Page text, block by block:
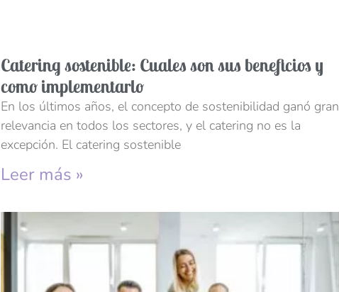
Catering sostenible: Cuales son sus beneficios y
como implementarlo
En los últimos años, el concepto de sostenibilidad ganó gran
relevancia en todos los sectores, y el catering no es la
excepción. El catering sostenible
Leer más »